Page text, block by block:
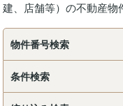
建、店舗等）の不動産物
物件番号検索
条件検索